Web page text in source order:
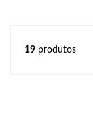
19 produtos